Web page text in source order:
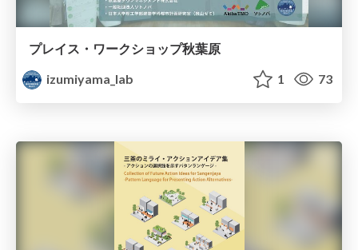
プレイス・ワークショップ秋葉原
izumiyama_lab
1 73